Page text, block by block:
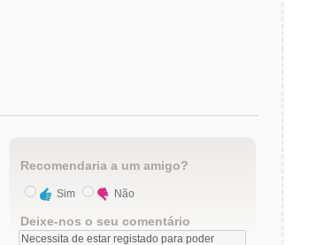
Recomendaria a um amigo?
Sim Não
Deixe-nos o seu comentário